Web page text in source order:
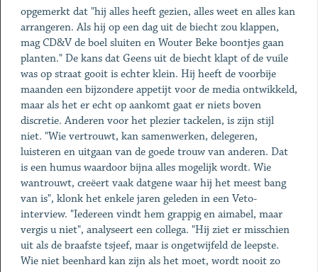
opgemerkt dat "hij alles heeft gezien, alles weet en alles kan
arrangeren. Als hij op een dag uit de biecht zou klappen,
mag CD&V de boel sluiten en Wouter Beke boontjes gaan
planten." De kans dat Geens uit de biecht klapt of de vuile
was op straat gooit is echter klein. Hij heeft de voorbije
maanden een bijzondere appetijt voor de media ontwikkeld,
maar als het er echt op aankomt gaat er niets boven
discretie. Anderen voor het plezier tackelen, is zijn stijl
niet. "Wie vertrouwt, kan samenwerken, delegeren,
luisteren en uitgaan van de goede trouw van anderen. Dat
is een humus waardoor bijna alles mogelijk wordt. Wie
wantrouwt, creëert vaak datgene waar hij het meest bang
van is", klonk het enkele jaren geleden in een Veto-
interview. "Iedereen vindt hem grappig en aimabel, maar
vergis u niet", analyseert een collega. "Hij ziet er misschien
uit als de braafste tsjeef, maar is ongetwijfeld de leepste.
Wie niet beenhard kan zijn als het moet, wordt nooit zo